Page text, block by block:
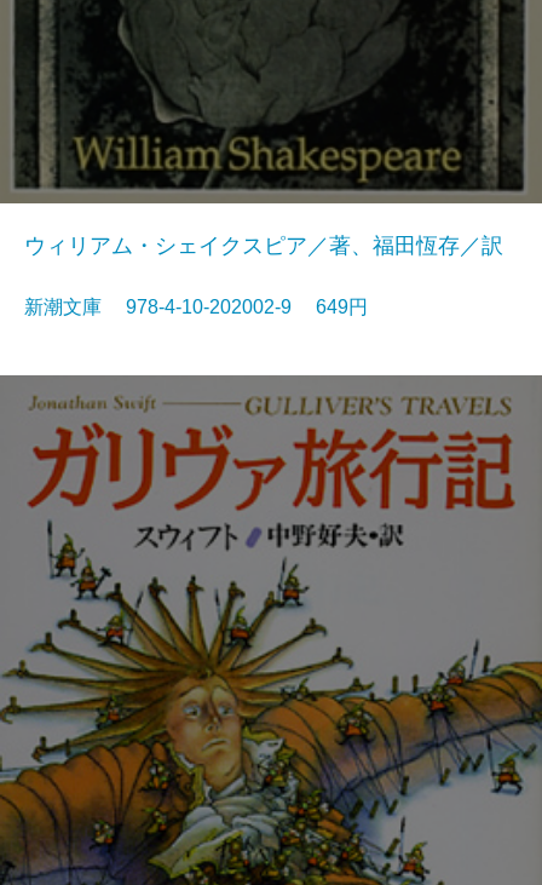
ウィリアム・シェイクスピア／著、福田恆存／訳
新潮文庫 978-4-10-202002-9 649円